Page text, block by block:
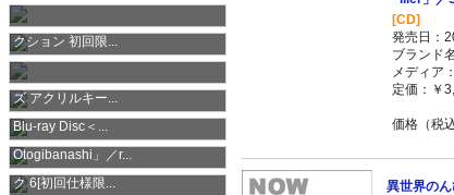
恋姫†夢想キャラクターソングコレ
クション 初回限...
少年ガンガン 2026年7月号
ぼっち・ざ・ろっく！ トイシリー
ズ アクリルキー...
葬送のフリーレン Season 2 Vol.3
Blu-ray Disc＜...
超かぐや姫！ メインテーマ「Ex-
Otogibanashi」／r...
銀魂 オリジナル・サウンドトラッ
ク 6[初回仕様限...
[CD]
発売日：
ブランド
メディア
定価：￥
価格（税
異世界の